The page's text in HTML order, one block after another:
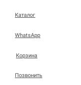
Каталог
WhatsApp
Корзина
Позвонить